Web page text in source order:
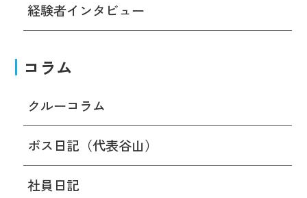
経験者インタビュー
コラム
クルーコラム
ボス日記（代表谷山）
社員日記